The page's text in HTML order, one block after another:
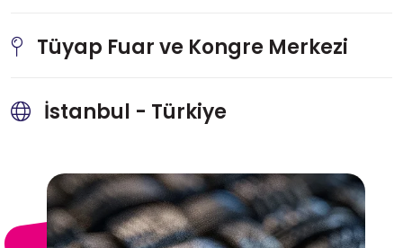
Tüyap Fuar ve Kongre Merkezi
İstanbul - Türkiye